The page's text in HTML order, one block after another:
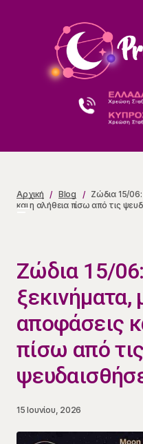
Αρχική Blog
Ζώδια 15/
και η αλήθεια πίσω από τις
Ζώδια 15/
ξεκινήματα,
αποφάσεις
πίσω από τις
15 Ιουνίου, 2026